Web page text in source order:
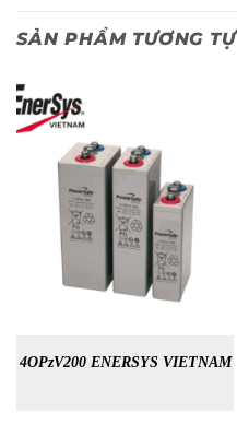
SẢN PHẨM TƯƠNG TỰ
4OPzV200 ENERSYS VIETNAM